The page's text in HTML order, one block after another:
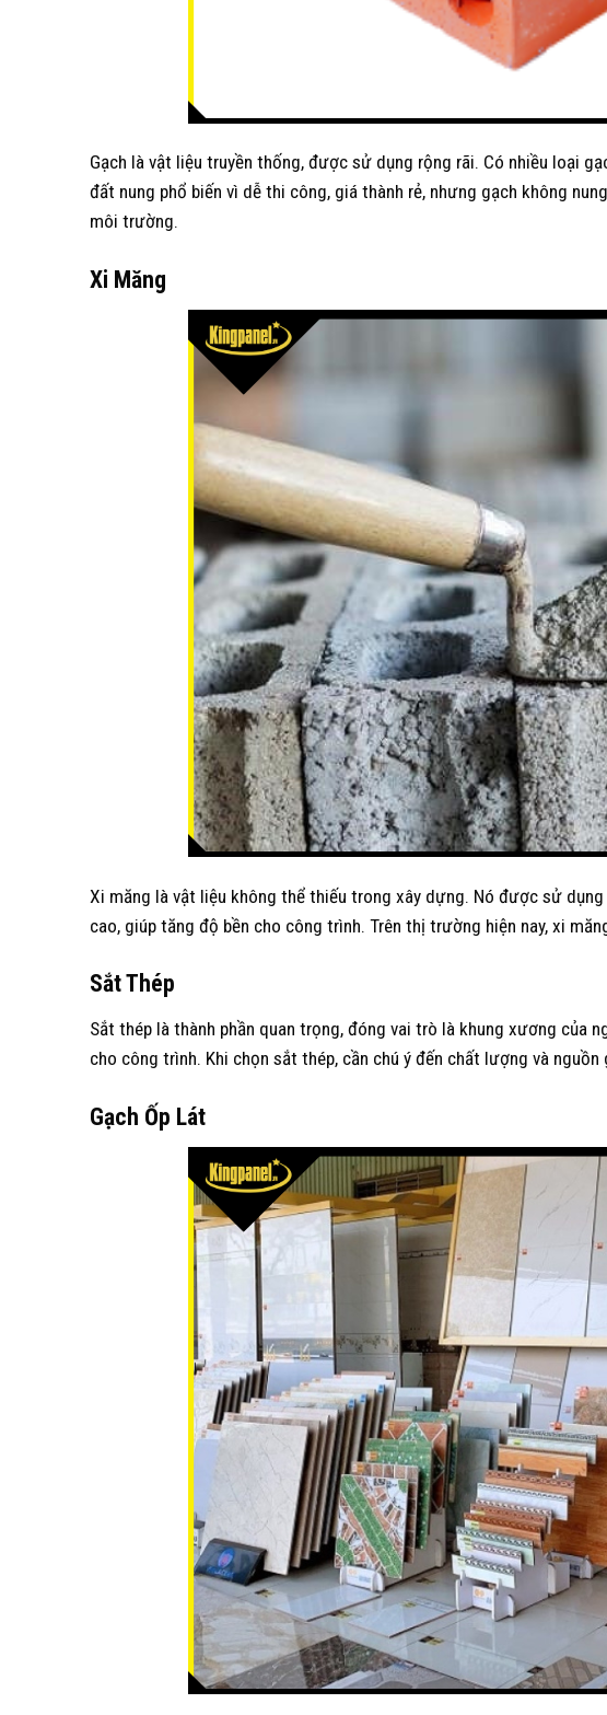
Gạch là vật liệu truyền thống, được sử dụng rộng rãi. Có nhiều loại
đất nung phổ biến vì dễ thi công, giá thành rẻ, nhưng gạch không
môi trường.
Xi Măng
Xi măng là vật liệu không thể thiếu trong xây dựng. Nó được sử
cao, giúp tăng độ bền cho công trình. Trên thị trường hiện nay, xi
SắtT hép
Sắt thép là thành phần quan trọng, đóng vai trò là khung xương của
cho công trình. Khi chọn sắt thép, cần chú ý đến chất lượng và
Gạch Ốp Lát